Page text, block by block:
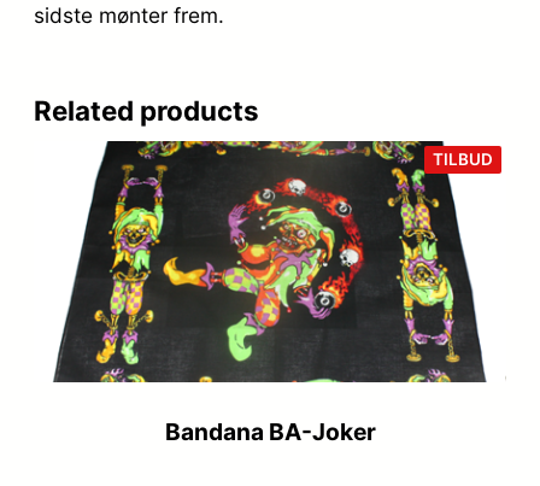
sidste mønter frem.
Related products
TILBUD
PÅ
Bandana BA-Joker